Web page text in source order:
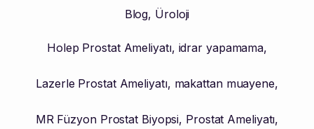
Blog, Üroloji
Holep Prostat Ameliyatı, idrar yapamama,
Lazerle Prostat Ameliyatı, makattan muayene,
MR Füzyon Prostat Biyopsi, Prostat Ameliyatı,